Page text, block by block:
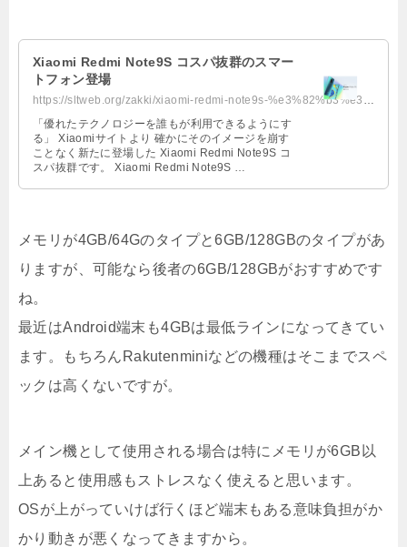
Xiaomi Redmi Note9S コスパ抜群のスマー
トフォン登場
https://sltweb.org/zakki/xiaomi-redmi-note9s-%e3%82%b3%e3%82%b9%e3%83%91%e6%8...
「優れたテクノロジーを誰もが利用できるようにす
る」 Xiaomiサイトより 確かにそのイメージを崩す
ことなく新たに登場した Xiaomi Redmi Note9S コ
スパ抜群です。 Xiaomi Redmi Note9S …
メモリが4GB/64Gのタイプと6GB/128GBのタイプがあ
りますが、可能なら後者の6GB/128GBがおすすめです
ね。
最近はAndroid端末も4GBは最低ラインになってきてい
ます。もちろんRakutenminiなどの機種はそこまでスペ
ックは高くないですが。
メイン機として使用される場合は特にメモリが6GB以
上あると使用感もストレスなく使えると思います。
OSが上がっていけば行くほど端末もある意味負担がか
かり動きが悪くなってきますから。